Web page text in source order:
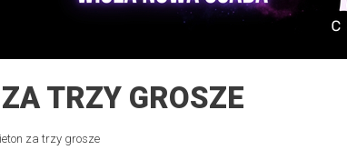
TRZY GROSZE
za trzy grosze